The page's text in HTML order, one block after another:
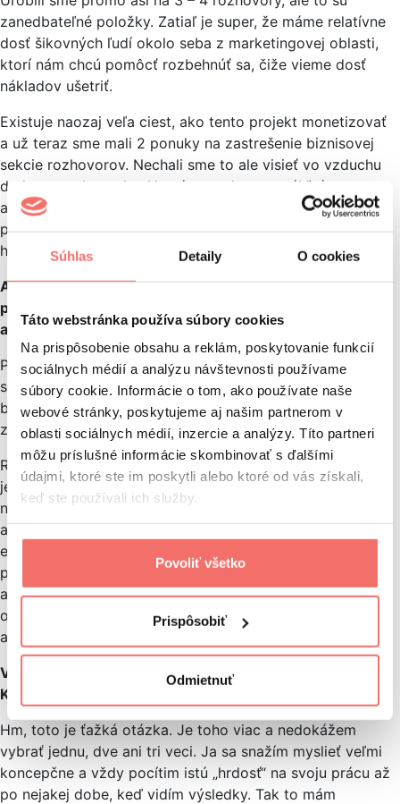
Súhlas Detaily O cookies
Táto webstránka používa súbory cookies
Na prispôsobenie obsahu a reklám, poskytovanie funkcií
sociálnych médií a analýzu návštevnosti používame
súbory cookie. Informácie o tom, ako používate naše
webové stránky, poskytujeme aj našim partnerom v
oblasti sociálnych médií, inzercie a analýzy. Títo partneri
môžu príslušné informácie skombinovať s ďalšími
údajmi, ktoré ste im poskytli alebo ktoré od vás získali,
keď ste používali ich služby.
Povoliť všetko
Prispôsobiť
Odmietnuť
zanedbateľné položky. Zatiaľ je super, že máme relatívne
dosť šikovných ľudí okolo seba z marketingovej oblasti,
ktorí nám chcú pomôcť rozbehnúť sa, čiže vieme dosť
nákladov ušetriť.
Existuje naozaj veľa ciest, ako tento projekt monetizovať
a už teraz sme mali 2 ponuky na zastrešenie biznisovej
sekcie rozhovorov. Nechali sme to ale visieť vo vzduchu
do konca tohto roka. Nemáme sa kam ponáhľať
a všetkých nás to brutálne baví. Máme čas to celé
premyslieť, vytvoriť tomu projektu za ten rok väčšiu
hodnotu a vybrať si najlepšiu cestu.
Ako by si popísal rozdiel medzi budovaním brandu
pre projekt ako Heroes, GERGAZ a zabehnutú firmu,
akou je WebSupport?
Podľa mňa je v tom obrovský rozdiel, ale zároveň ich
spája jedna vec. Všetky sa snažili a snažia od začiatku
budovať komunitu ľudí, ktorí sú prvými ambasádormi
značky.
Riešiť brandové záležitosti pre firmu ako WebSupport
je oveľa zodpovednejšie a náročnejšie, nielen
neporovnateľnou výškou budgetu. V rámci GERGAZu
a Heroes je to v zásade len taká hra a môžeš si dovoliť
experimentovať. Ak príde čokoľvek negatívne v rámci
pôsobenia značky, GERGAZ a Heroes sa môžu otrepať
a ísť odznovu. Veľkú značku to postihne ekonomicky,
odídu zákazníci, zamestnanci, vrhnú sa na teba médiá
a môže skončiť zle-nedobre.
Vieš povedať, na čo si zo svojej práce najviac hrdý?
Kampaň, cieľ, zvládnutie nejakej krízy…
Hm, toto je ťažká otázka. Je toho viac a nedokážem
vybrať jednu, dve ani tri veci. Ja sa snažím myslieť veľmi
koncepčne a vždy pocítim istú „hrdosť“ na svoju prácu až
po nejakej dobe, keď vidím výsledky. Tak to mám